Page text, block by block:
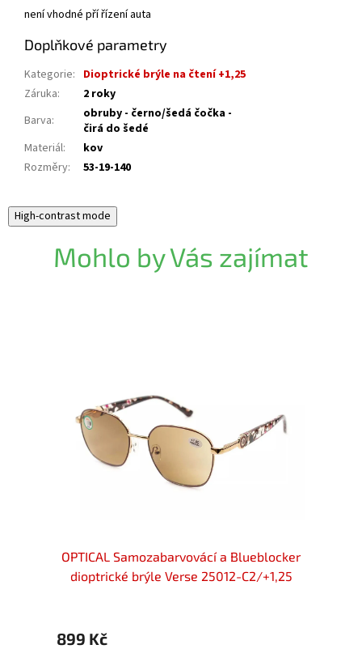
není vhodné pří řízení auta
Doplňkové parametry
Kategorie: Dioptrické brýle na čtení +1,25
Záruka:
2 roky
Barva:
obruby - černo/šedá čočka -
čirá do šedé
Materiál:
kov
Rozměry: 53-19-140
High-contrast mode
Mohlo by Vás zajímat
OPTICAL Samozabarvovácí a Blueblocker
dioptrické brýle Verse 25012-C2/+1,25
899 Kč